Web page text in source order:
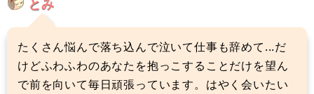
とみ
たくさん悩んで落ち込んで泣いて仕事も辞めて...だ
けどふわふわのあなたを抱っこすることだけを望ん
で前を向いて毎日頑張っています。はやく会いたい